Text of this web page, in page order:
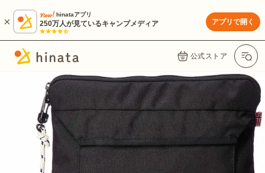
hinataアプリ
250万人が見ているキャンプメディア アプリで開く
公式ストア